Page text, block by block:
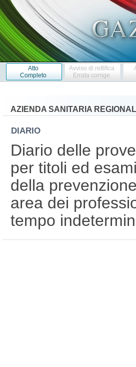
Atto
Completo
Avviso di rettifica
Errata corrige
AZIENDA SANITARIA
DIARIO
Diario delle
per titoli ed
della
area dei
tempo